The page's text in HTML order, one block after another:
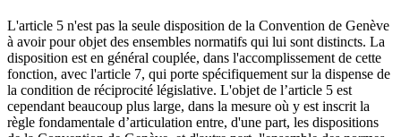
L'article 5 n'est pas la seule disposition de la Convention de Genève
à avoir pour objet des ensembles normatifs qui lui sont distincts. La
disposition est en général couplée, dans l'accomplissement de cette
fonction, avec l'article 7, qui porte spécifiquement sur la dispense de
la condition de réciprocité législative. L'objet de l’article 5 est
cependant beaucoup plus large, dans la mesure où y est inscrit la
règle fondamentale d’articulation entre, d'une part, les dispositions